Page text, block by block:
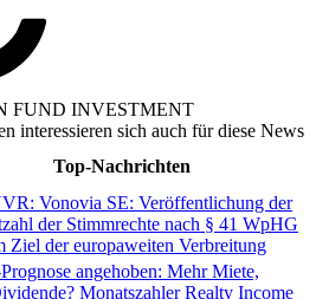
FUND INVESTMENT
interessieren sich auch für diese News
Top-Nachrichten
Vonovia SE: Veröffentlichung der
der Stimmrechte nach § 41 WpHG
Ziel der europaweiten Verbreitung
angehoben: Mehr Miete,
Monatszahler Realty Income